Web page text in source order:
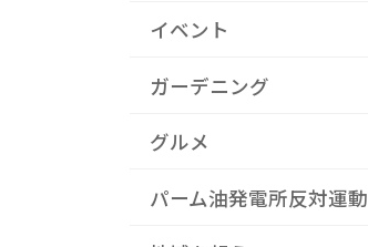
イベント
ガーデニング
グルメ
パーム油発電所反対運動